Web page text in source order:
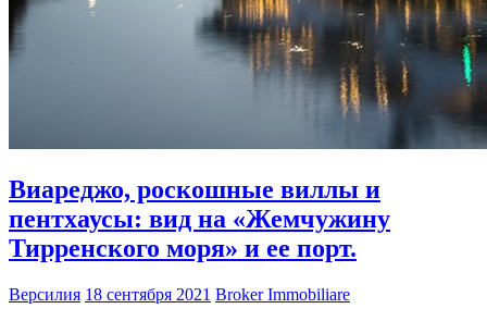
Виареджо, роскошные виллы и
пентхаусы: вид на «Жемчужину
Тирренского моря» и ее порт.
Версилия 18 сентября 2021 Broker Immobiliare